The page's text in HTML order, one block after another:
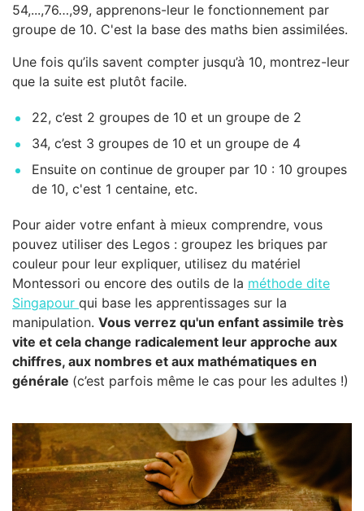
54,...,76…,99, apprenons-leur le fonctionnement par
groupe de 10. C'est la base des maths bien assimilées.
Une fois qu’ils savent compter jusqu’à 10, montrez-leur
que la suite est plutôt facile.
22, c’est 2 groupes de 10 et un groupe de 2
34, c’est 3 groupes de 10 et un groupe de 4
Ensuite on continue de grouper par 10 : 10 groupes
de 10, c'est 1 centaine, etc.
Pour aider votre enfant à mieux comprendre, vous
pouvez utiliser des Legos : groupez les briques par
couleur pour leur expliquer, utilisez du matériel
Montessori ou encore des outils de la méthode dite
Singapour qui base les apprentissages sur la
manipulation. Vous verrez qu'un enfant assimile très
vite et cela change radicalement leur approche aux
chiffres, aux nombres et aux mathématiques en
générale (c’est parfois même le cas pour les adultes !)